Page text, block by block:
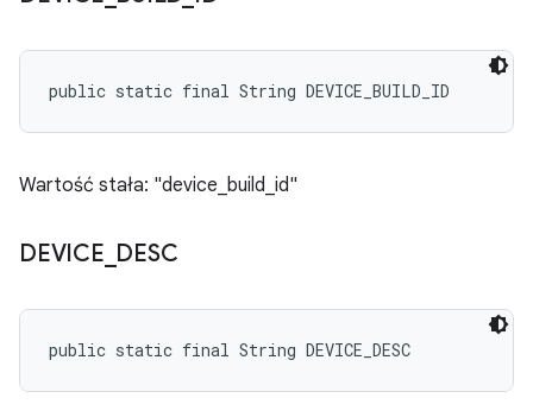
public static final String DEVICE_BUILD_ID
Wartość stała: "device_build_id"
DEVICE DESC
public static final String DEVICE_DESC